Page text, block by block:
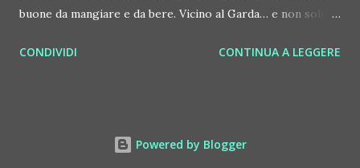
internazionale, a...
buone da mangiare e da bere. Vicino al Garda… e non solo. Il
Calmasino (VR, Via Veronello 7), al fresco. Si ascolta anche la
una volta vissuto, lo si dimentica difficilmente. Per le
CONDIVIDI CONTINUA A LEGGERE
Powered by Blogger